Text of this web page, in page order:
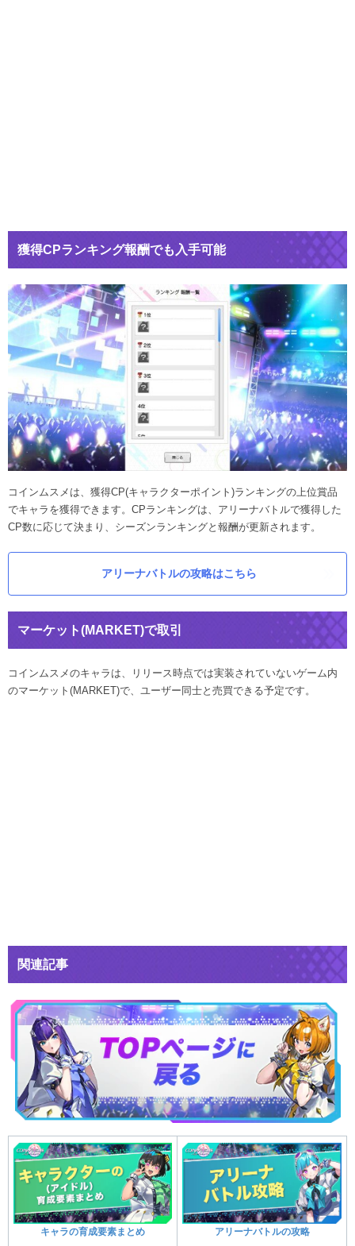
獲得CPランキング報酬でも入手可能
コインムスメは、獲得CP(キャラクターポイント)ランキングの上位賞品
でキャラを獲得できます。CPランキングは、アリーナバトルで獲得した
CP数に応じて決まり、シーズンランキングと報酬が更新されます。
アリーナバトルの攻略はこちら
マーケット(MARKET)で取引
コインムスメのキャラは、リリース時点では実装されていないゲーム内
のマーケット(MARKET)で、ユーザー同士と売買できる予定です。
関連記事
キャラの育成要素まとめ アリーナバトルの攻略